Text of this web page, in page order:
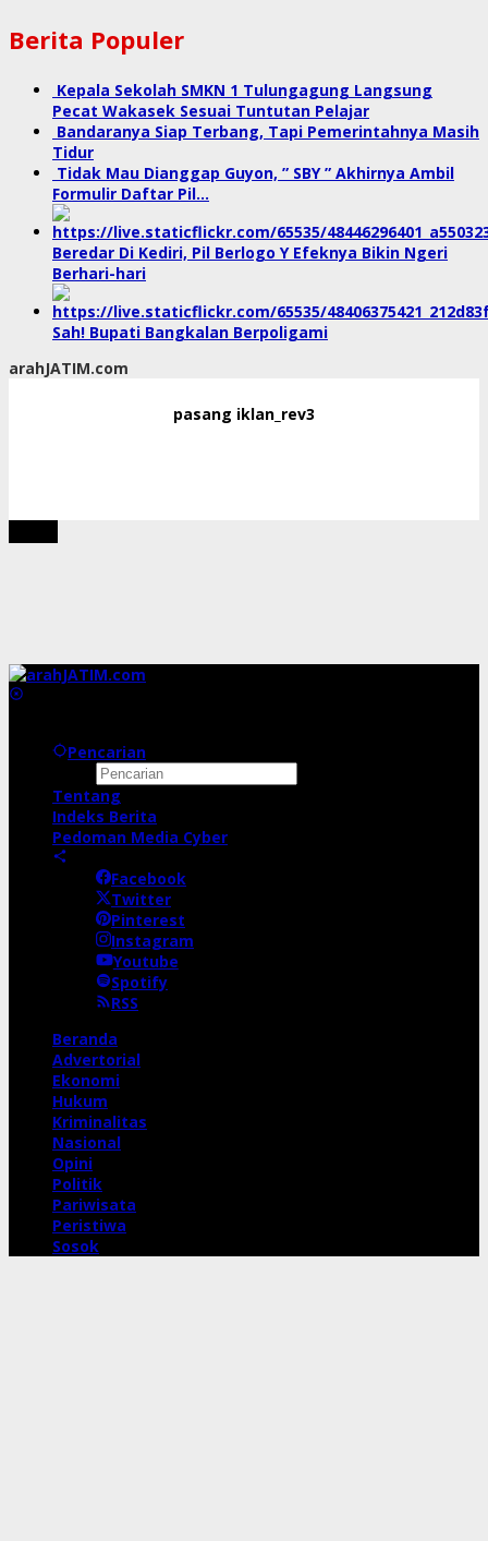
Berita Populer
Kepala Sekolah SMKN 1 Tulungagung Langsung
Pecat Wakasek Sesuai Tuntutan Pelajar
Bandaranya Siap Terbang, Tapi Pemerintahnya Masih
Tidur
Tidak Mau Dianggap Guyon, ” SBY ” Akhirnya Ambil
Formulir Daftar Pil…
Beredar Di Kediri, Pil Berlogo Y Efeknya Bikin Ngeri
Berhari-hari
Sah! Bupati Bangkalan Berpoligami
arahJATIM.com
pasang iklan_rev3
Pencarian
Tentang
Indeks Berita
Pedoman Media Cyber
Facebook
Twitter
Pinterest
Instagram
Youtube
Spotify
RSS
Beranda
Advertorial
Ekonomi
Hukum
Kriminalitas
Nasional
Opini
Politik
Pariwisata
Peristiwa
Sosok